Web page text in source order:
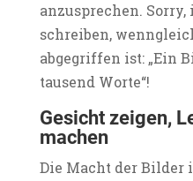
anzusprechen.
schreiben,
abgegriffen ist: „Ein
tausend Worte“!
Gesicht zeigen,
machen
Die Macht der Bilder